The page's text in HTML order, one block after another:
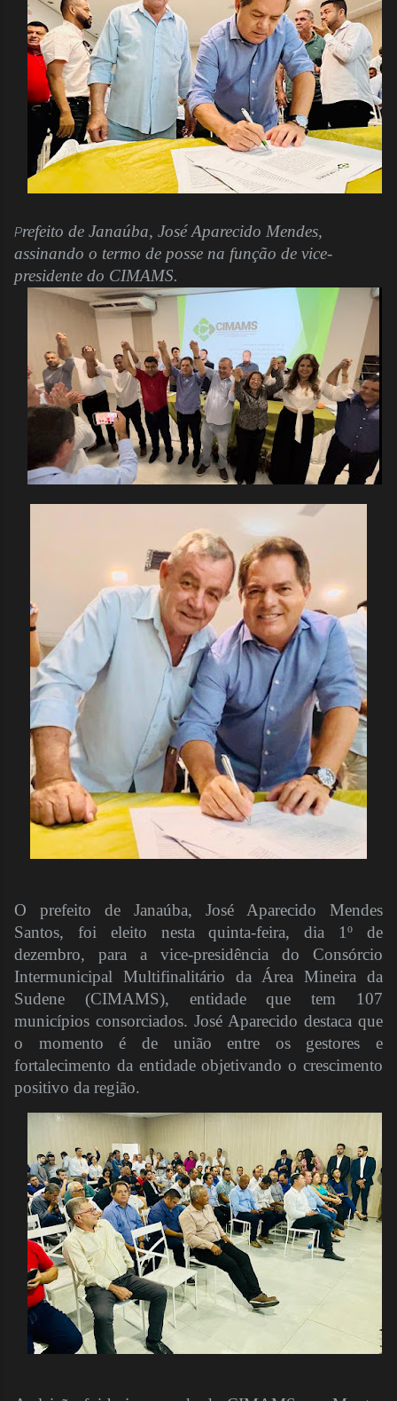
Prefeito de Janaúba, José Aparecido Mendes,
assinando o termo de posse na função de vice-
presidente do CIMAMS.
O prefeito de Janaúba, José Aparecido Mendes
Santos, foi eleito nesta quinta-feira, dia 1º de
dezembro, para a vice-presidência do Consórcio
Intermunicipal Multifinalitário da Área Mineira da
Sudene (CIMAMS), entidade que tem 107
municípios consorciados. José Aparecido destaca que
o momento é de união entre os gestores e
fortalecimento da entidade objetivando o crescimento
positivo da região.